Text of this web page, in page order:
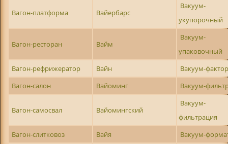
Вагон-платформа Вайербарс
Вакуум-
укупорочный
Вагон-ресторан Вайм
Вакуум-
упаковочный
Вагон-рефрижератор
Вайн
Вакуум-
Вагон-салон
Вайоминг Вакуум-
Вагон-самосвал Вайомингский
Вакуум-
фильтрация
Вагон-слитковоз
Вайя
Вакуум-